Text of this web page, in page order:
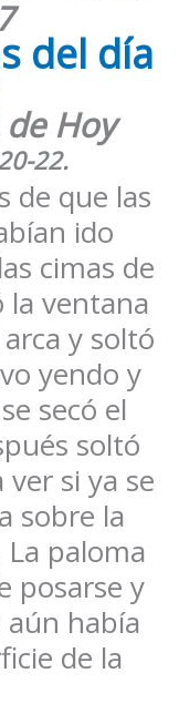
del día
Hoy
22.
de que las
ido
cimas de
la ventana
y soltó
yendo y
secó el
soltó
si ya se
sobre la
paloma
posarse y
aún había
de la